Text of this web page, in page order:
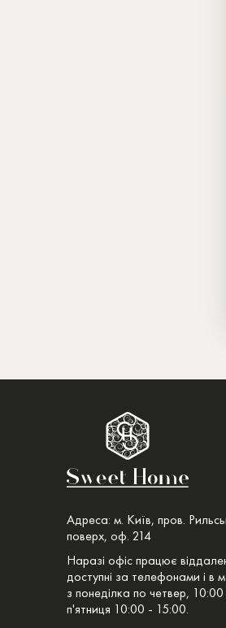
Адреса: м. Київ, пров.
поверх, оф. 214
Наразі офіс працює
доступні за телефонами і в
з понеділка по четвер,
п'ятниця 10:00 - 15:00.